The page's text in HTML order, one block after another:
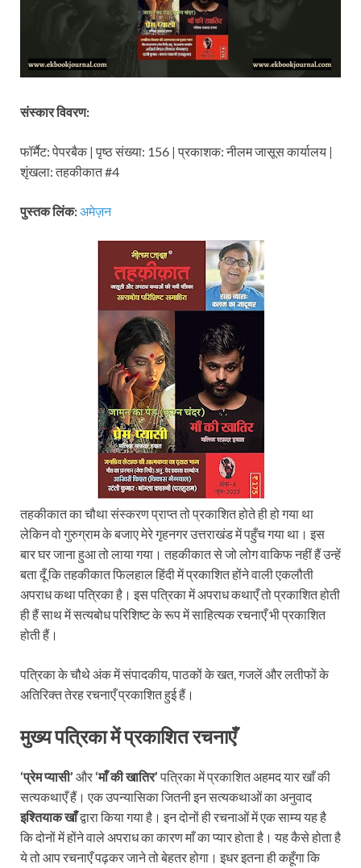
संस्कार विवरण:
फॉर्मैट: पेपरबैक | पृष्ठ संख्या: 156 | प्रकाशक: नीलम जासूस कार्यालय |
शृंखला: तहकीकात #4
पुस्तक लिंक:अमेज़न
तहकीकात का चौथा संस्करण प्राप्त तो प्रकाशित होते ही हो गया था
लेकिन वो गुरुग्राम के बजाए मेरे गृहनगर उत्तराखंड में पहुँच गया था। इस
बार घर जाना हुआ तो लाया गया। तहकीकात से जो लोग वाकिफ नहीं हैं उन्हें
बता दूँ कि तहकीकात फिलहाल हिंदी में प्रकाशित होंने वाली एकलौती
अपराध कथा पत्रिका है। इस पत्रिका में अपराध कथाएँ तो प्रकाशित होती
ही हैं साथ में सत्यबोध परिशिष्ट के रूप में साहित्यक रचनाएँ भी प्रकाशित
होती हैं।
पत्रिका के चौथे अंक में संपादकीय, पाठकों के खत, गजलें और लतीफों के
अतिरिक्त तेरह रचनाएँ प्रकाशित हुई हैं।
मुख्य पत्रिका में प्रकाशित रचनाएँ
‘प्रेम प्यासी’ और‘माँ की खातिर’पत्रिका में प्रकाशित अहमद यार खाँ की
सत्यकथाएँ हैं। एक उपन्यासिका जितनी इन सत्यकथाओं का अनुवाद
इश्तियाक खाँद्वारा किया गया है। इन दोनों ही रचनाओं में एक साम्य यह है
कि दोनों में होंने वाले अपराध का कारण माँ का प्यार होता है। यह कैसे होता है
ये तो आप रचनाएँ पढ़कर जाने तो बेहतर होगा। इधर इतना ही कहूँगा कि